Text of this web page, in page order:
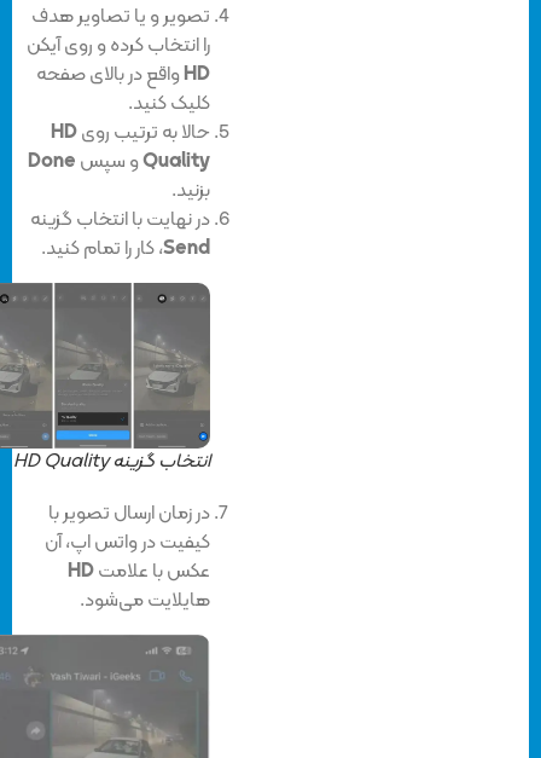
تصویر و یا تصاویر هدف
را انتخاب کرده و روی آیکن
واقع در بالای صفحه
کلیک کنید.
حالا به ترتیب روی HD
Qualityو سپسDone
بزنید.
در نهایت با انتخاب گزینه
Send، کار را تمام کنید.
انتخاب گزینه HD Quality
در زمان ارسال تصویر با
کیفیت در واتس اپ، آن
عکس با علامتHD
هایلایت می‌شود.